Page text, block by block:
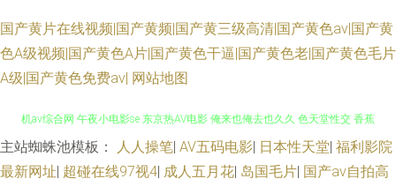
国产黄片在线视频|国产黄频|国产黄三级高清|国产黄色av|国产黄
色A级视频|国产黄色A片|国产黄色干逼|国产黄色老|国产黄色毛片
A级|国产黄色免费av| 网站地图
欧美性爱基地 欧洲四级片网址 岛国毛片 91免费性爱网 亚洲国产黄色网 老司
主站蜘蛛池模板： 人人操笔| AV五码电影| 日本性天堂| 福利影院
最新网址| 超碰在线97视4| 成人五月花| 岛国毛片| 国产av自拍高